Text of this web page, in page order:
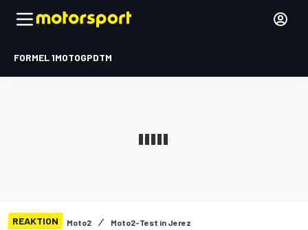
FORMEL 1MOTOGPDTM
REAKTION Moto2 Moto2-Test in Jerez